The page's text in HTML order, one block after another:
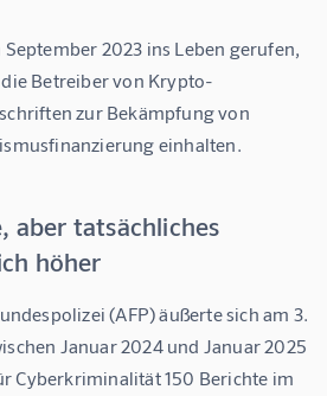
2023 ins Leben gerufen,
Betreiber von Krypto-
zur Bekämpfung von
einhalten.
aber tatsächliches
höher
(AFP) äußerte sich am 3.
Januar 2024 und Januar 2025
Cyberkriminalität 150 Berichte im